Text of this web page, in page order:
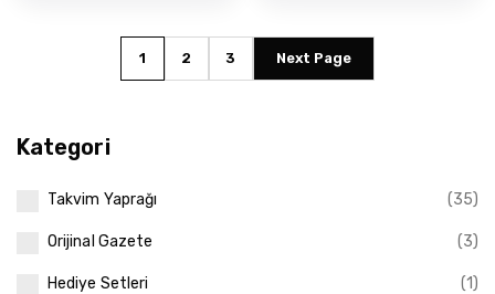
Kategori
Takvim Yaprağı (35)
Orijinal Gazete (3)
Hediye Setleri (1)
1 2 3 Next Page